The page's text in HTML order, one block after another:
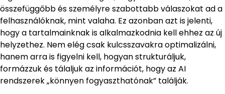
összefüggőbb és személyre szabottabb válaszokat ad a
felhasználóknak, mint valaha. Ez azonban azt is jelenti,
hogy a tartalmainknak is alkalmazkodnia kell ehhez az új
helyzethez. Nem elég csak kulcsszavakra optimalizálni,
hanem arra is figyelni kell, hogyan strukturáljuk,
formázzuk és tálaljuk az információt, hogy az AI
rendszerek „könnyen fogyaszthatónak” találják.